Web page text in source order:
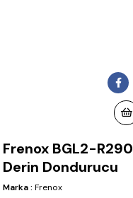
Frenox BGL2-
Derin Dondurucu
Marka : Frenox